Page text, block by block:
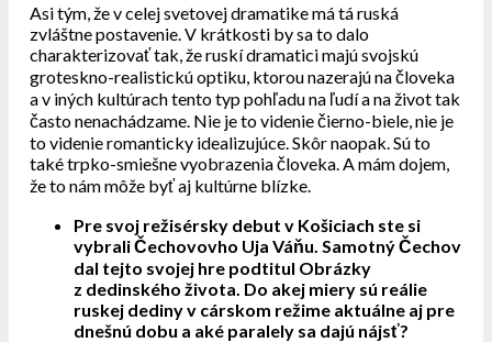
Asi tým, že v celej svetovej dramatike má tá ruská
zvláštne postavenie. V krátkosti by sa to dalo
charakterizovať tak, že ruskí dramatici majú svojskú
groteskno-realistickú optiku, ktorou nazerajú na človeka
a v iných kultúrach tento typ pohľadu na ľudí a na život tak
často nenachádzame. Nie je to videnie čierno-biele, nie je
to videnie romanticky idealizujúce. Skôr naopak. Sú to
také trpko-smiešne vyobrazenia človeka. A mám dojem,
že to nám môže byť aj kultúrne blízke.
Pre svoj režisérsky debut v Košiciach ste si
vybrali Čechovovho Uja Váňu. Samotný Čechov
dal tejto svojej hre podtitul Obrázky
z dedinského života. Do akej miery sú reálie
ruskej dediny v cárskom režime aktuálne aj pre
dnešnú dobu a aké paralely sa dajú nájsť?